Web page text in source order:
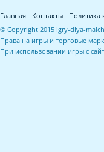
Главная Контакты
Политика
© Copyright 2015 igry-dlya-
Права на игры и торговые
При использовании игры с